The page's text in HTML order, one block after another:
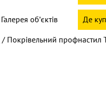
Галерея обʼєктів Де
/ Покрівельний профнастил